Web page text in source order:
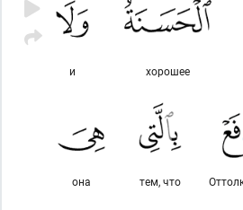
хорошее
и
тем, что
она